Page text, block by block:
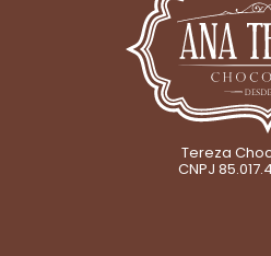
Tereza
CNPJ